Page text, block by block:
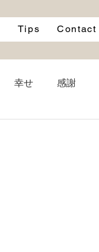
Tips Contact
幸せ 感謝